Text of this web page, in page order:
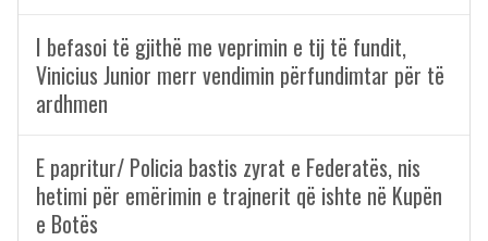
I befasoi të gjithë me veprimin e tij të fundit,
Vinicius Junior merr vendimin përfundimtar për të
ardhmen
E papritur/ Policia bastis zyrat e Federatës, nis
hetimi për emërimin e trajnerit që ishte në Kupën
e Botës